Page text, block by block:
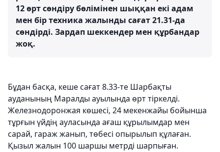
12 өрт сөндіру бөлімінен шыққан екі адам
мен бір техника жалынды сағат 21.31-да
сөндірді. Зардап шеккендер мен құрбандар
жоқ.
Бұдан басқа, кеше сағат 8.33-те Шарбақты
ауданының Маралды ауылында өрт тіркелді.
Железнодоронжая көшесі, 24 мекенжайы бойынша
тұрғын үйдің ауласында ағаш құрылымдар мен
сарай, гараж жанып, төбесі опырылып құлаған.
Қызыл жалын 100 шаршы метрді шарпыған.